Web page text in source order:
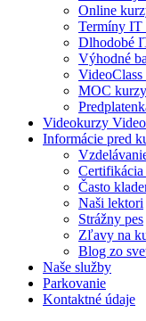
Online
Termíny IT
Dlhodobé
Výhodné
MOC
Videokurzy
Informácie pred
Certifikácia
Často
Naši lektori
Strážny pes
Zľavy na
Blog zo
Naše služby
Parkovanie
Kontaktné údaje